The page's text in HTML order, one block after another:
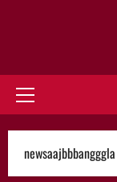
Primary
newsaajbbbangggla